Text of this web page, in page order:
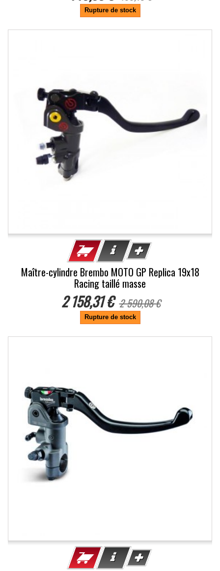
Rupture de stock
Maître-cylindre Brembo MOTO GP Replica 19x18
Racing taillé masse
2 158,31 € 2 590,08 €
Rupture de stock